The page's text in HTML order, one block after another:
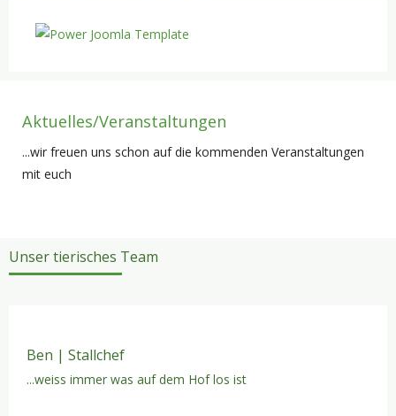
Aktuelles/Veranstaltungen
...wir freuen uns schon auf die kommenden Veranstaltungen
mit euch
Unser tierisches Team
Ben | Stallchef
...weiss immer was auf dem Hof los ist